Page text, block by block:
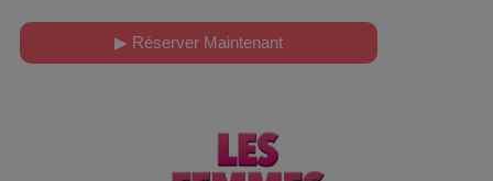
▶ Réserver Maintenant